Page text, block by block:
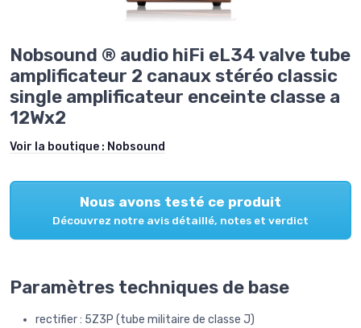
Nobsound ® audio hiFi eL34 valve tube
amplificateur 2 canaux stéréo classic
single amplificateur enceinte classe a
12Wx2
Voir la boutique : Nobsound
Nous avons testé ce produit
Découvrez notre avis détaillé, notes et verdict
Paramètres techniques de base
rectifier : 5Z3P (tube militaire de classe J)